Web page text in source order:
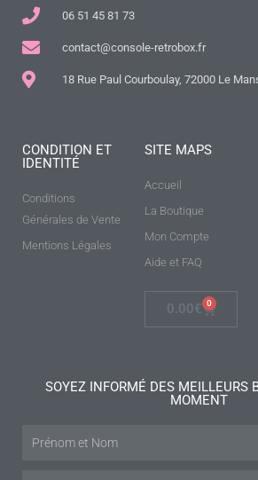
06 51 45 81 73
contact@console-retrobox.fr
18 Rue Paul Courboulay, 72000 Le
CONDITION ET
IDENTITÉ
Conditions
Générales de Vente
Mentions Légales
SITE MAPS
Accueil
La Boutique
Mon Compte
Aide et FAQ
0.00€ 0
SOYEZ INFORMÉ DES MEILLEURS
MOMENT